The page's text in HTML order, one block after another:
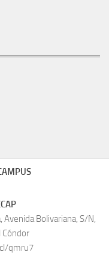
Bolivariana, S/N,
Cóndor
qmru7